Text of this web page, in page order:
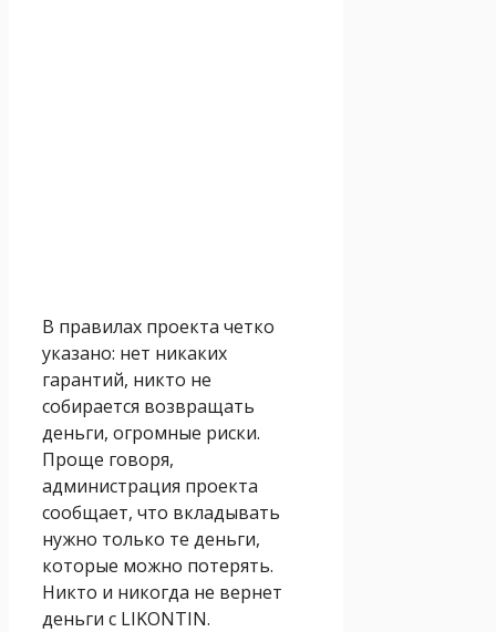
В правилах проекта четко
указано: нет никаких
гарантий, никто не
собирается возвращать
деньги, огромные риски.
Проще говоря,
администрация проекта
сообщает, что вкладывать
нужно только те деньги,
которые можно потерять.
Никто и никогда не вернет
деньги с LIKONTIN.